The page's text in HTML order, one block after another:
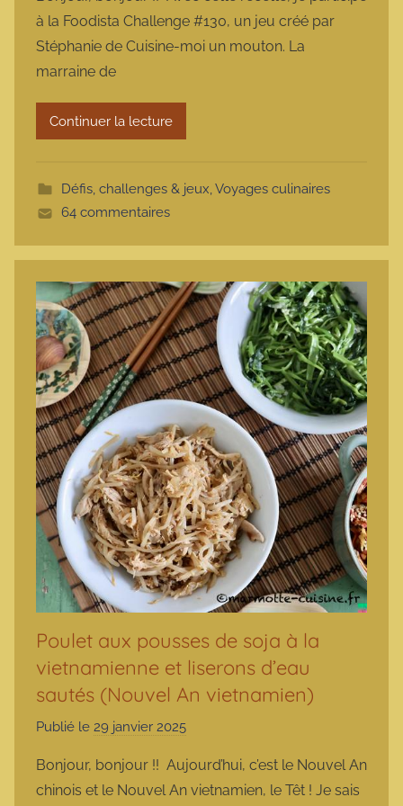
r
m
a
t
e
à la Foodista Challenge #130, un jeu créé par
Stéphanie de Cuisine-moi un mouton. La
marraine de
Continuer la lecture
Défis, challenges & jeux,Voyages culinaires
64 commentaires
Poulet aux pousses de soja à la
vietnamienne et liserons d’eau
sautés (Nouvel An vietnamien)
Publié le 29 janvier 2025
r
m
Bonjour, bonjour !! Aujourd’hui, c’est le Nouvel An
chinois et le Nouvel An vietnamien, le Têt ! Je sais